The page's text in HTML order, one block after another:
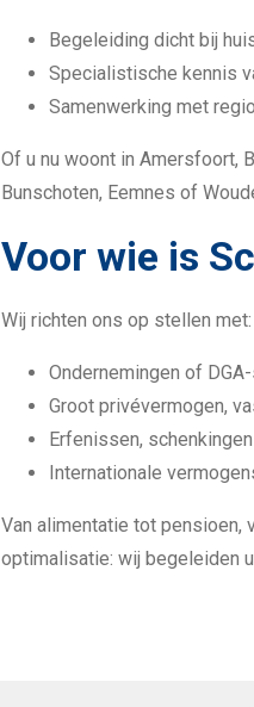
Begeleiding dicht bij
Specialistische kennis
Samenwerking met
Of u nu woont in Amersfoort,
Bunschoten, Eemnes of
Voor wie is
Wij richten ons op stellen met:
Ondernemingen of
Groot privévermogen,
Erfenissen,
Internationale
Van alimentatie tot pensioen,
optimalisatie: wij begeleiden